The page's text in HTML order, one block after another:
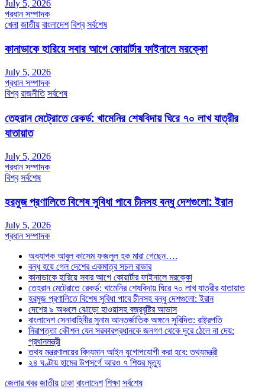
July 5, 2026
প্রধান সম্পাদক
খেলা জাতীয় বাংলাদেশ বিশ্ব সর্বশেষ
কানাডাকে হারিয়ে সবার আগে কোয়ার্টার ফাইনালে মরক্কো
July 5, 2026
প্রধান সম্পাদক
বিশ্ব রাজনীতি সর্বশেষ
তেহরান মেট্রোতে রেকর্ড: খামেনির শেষবিদায় ঘিরে ৭০ লাখ যাত্রীর
যাতায়াত
July 5, 2026
প্রধান সম্পাদক
বিশ্ব সর্বশেষ
হরমুজ প্রণালিতে বিশেষ সুবিধা পাবে চীনসহ বন্ধু দেশগুলো: ইরান
July 5, 2026
প্রধান সম্পাদক
অধ্যাপক আবুল কাসেম ফজলুল হক মারা গেছেন….
বন্ধ হয়ে গেল দেশের একমাত্র সচল রাডার
কানাডাকে হারিয়ে সবার আগে কোয়ার্টার ফাইনালে মরক্কো
তেহরান মেট্রোতে রেকর্ড: খামেনির শেষবিদায় ঘিরে ৭০ লাখ যাত্রীর যাতায়াত
হরমুজ প্রণালিতে বিশেষ সুবিধা পাবে চীনসহ বন্ধু দেশগুলো: ইরান
দেশের ৯ অঞ্চলে ঝোড়ো হাওয়াসহ বজ্রবৃষ্টির আভাস
বাংলাদেশ সেনাবাহিনীর সুনাম আন্তর্জাতিক অঙ্গনে সুবিদিত: রাষ্ট্রপতি
নিরাপত্তা কৌশল যেন সরকারপ্রধানকে জনগণ থেকে দূরে ঠেলে না দেয়:
প্রধানমন্ত্রী
তথ্য মন্ত্রণালয়ের বিদ্যমান আইন যুগোপযোগী করা হবে: তথ্যমন্ত্রী
২৪ ঘণ্টায় হামের উপসর্গে আরও ৭ শিশুর মৃত্যু
জেলার খবর জাতীয় ঢাকা বাংলাদেশ শিক্ষা সর্বশেষ